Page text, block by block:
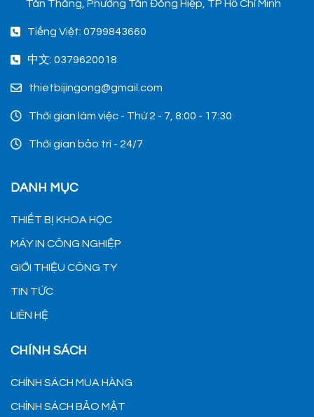
Tân Thắng, Phường Tân Đông Hiệp, TP Hồ Chí Minh
Tiếng Việt: 0799843660
中文: 0379620018
thietbijingong@gmail.com
Thời gian làm việc - Thứ 2 - 7, 8:00 - 17:30
Thời gian bảo trì - 24/7
DANH MỤC
THIẾT BỊ KHOA HỌC
MÁY IN CÔNG NGHIỆP
GIỚI THIỆU CÔNG TY
TIN TỨC
LIÊN HỆ
CHÍNH SÁCH
CHÍNH SÁCH MUA HÀNG
CHÍNH SÁCH BẢO MẬT